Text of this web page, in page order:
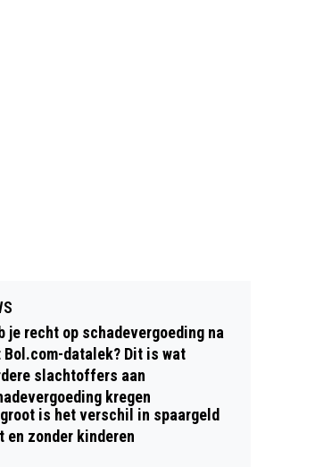
je recht op schadevergoeding na
Bol.com-datalek? Dit is wat
slachtoffers aan
kregen
is het verschil in spaargeld
en zonder kinderen